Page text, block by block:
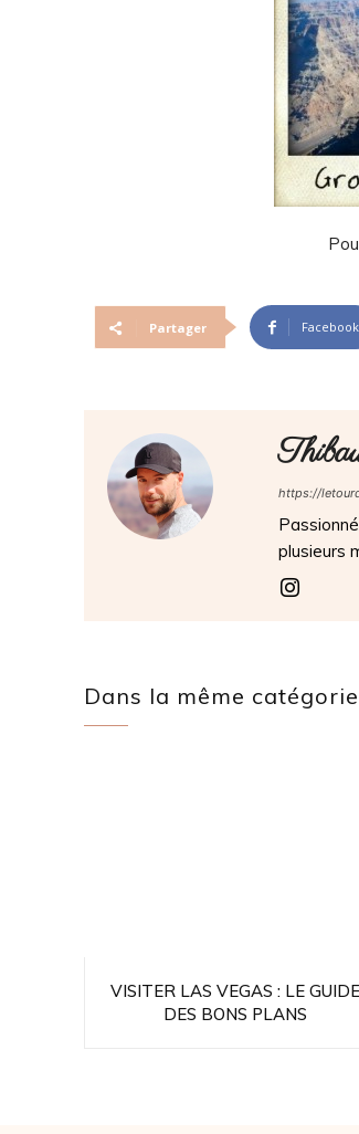
Partager Facebook
https://
plusieurs
Dans la même
VISITER LAS VEGAS : LE GUIDE
DES BONS PLANS